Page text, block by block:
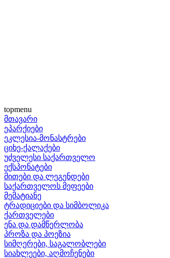
topmenu
მთავარი
ეპარქიები
ეკლესია-მონასტრები
ციხე-ქალაქები
უძველესი საქართველო
ექსპონატები
მითები და ლეგენდები
საქართველოს მეფეები
მემატიანე
ტრადიციები და სიმბოლიკა
ქართველები
ენა და დამწერლობა
პროზა და პოეზია
სიმღერები, საგალობლები
სიახლეები, აღმოჩენები